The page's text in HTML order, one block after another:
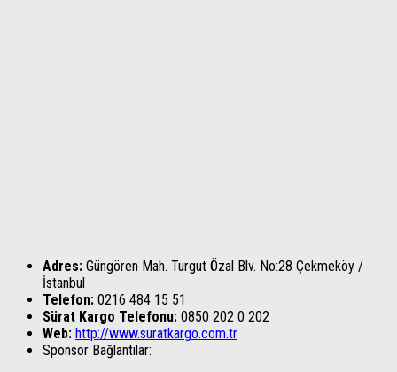
Adres: Güngören Mah. Turgut Özal Blv. No:28 Çekmeköy /
İstanbul
Telefon: 0216 484 15 51
Sürat Kargo Telefonu: 0850 202 0 202
Web: http://www.suratkargo.com.tr
Sponsor Bağlantılar: